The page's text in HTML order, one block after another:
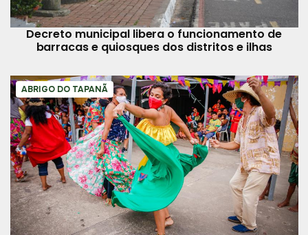
Decreto municipal libera o funcionamento de
barracas e quiosques dos distritos e ilhas
ABRIGO DO TAPANÃ